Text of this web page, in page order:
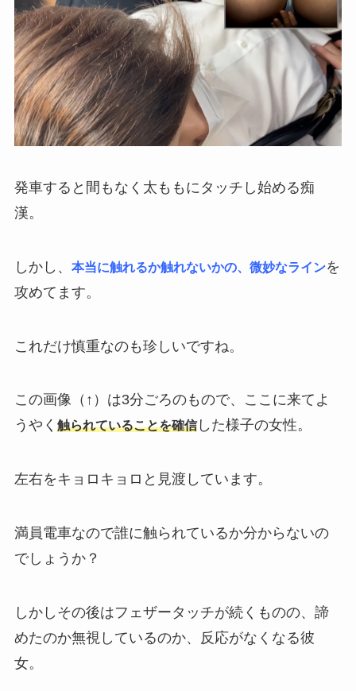
発車すると間もなく太ももにタッチし始める痴
漢。
しかし、 本当に触れるか触れないかの、微妙なラインを
攻めてます。
これだけ慎重なのも珍しいですね。
この画像（↑）は3分ごろのもので、ここに来てよ
うやく 触られていることを確信した様子の女性。
左右をキョロキョロと見渡しています。
満員電車なので誰に触られているか分からないの
でしょうか？
しかしその後はフェザータッチが続くものの、諦
めたのか無視しているのか、反応がなくなる彼
女。